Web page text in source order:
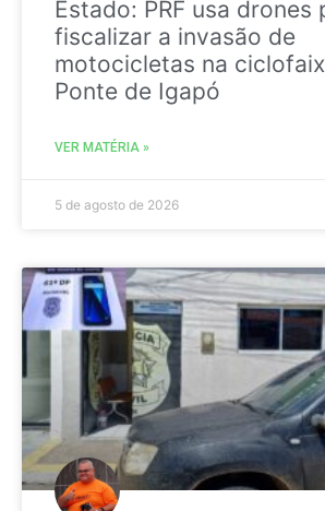
Estado: PRF usa drones
fiscalizar a invasão de
motocicletas na
Ponte de Igapó
VER MATÉRIA »
5 de agosto de 2026